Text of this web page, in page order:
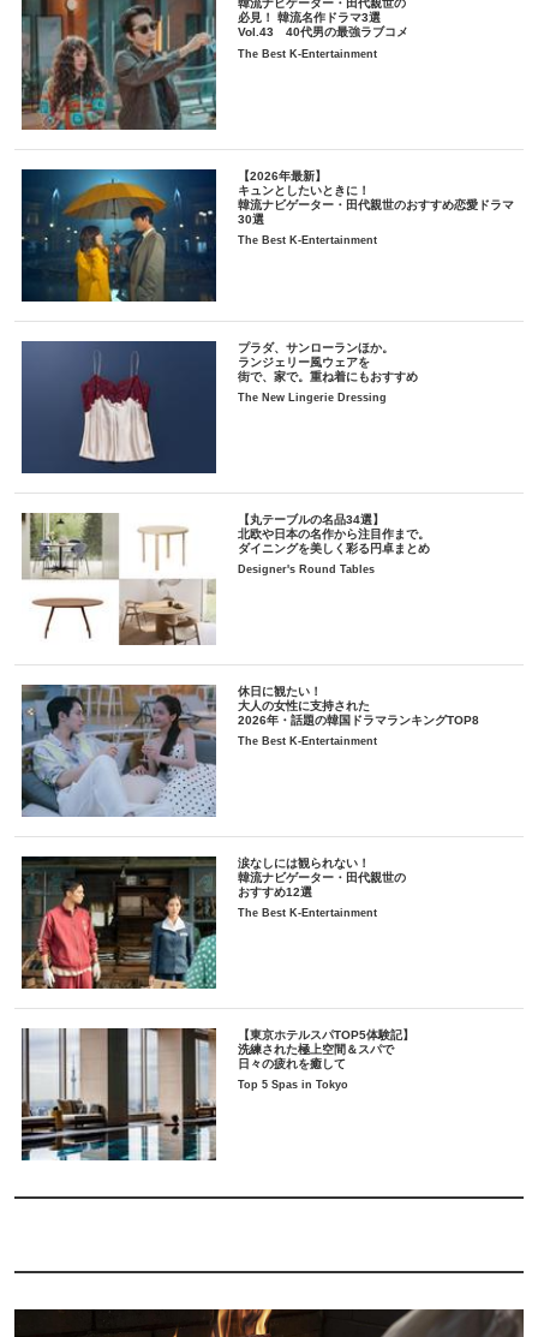
韓流ナビゲーター・田代親世の
必見！ 韓流名作ドラマ3選
Vol.43 40代男の最強ラブコメ
The Best K-Entertainment
【2026年最新】
キュンとしたいときに！
韓流ナビゲーター・田代親世のおすすめ恋愛ドラマ
30選
The Best K-Entertainment
プラダ、サンローランほか。
ランジェリー風ウェアを
街で、家で。重ね着にもおすすめ
The New Lingerie Dressing
【丸テーブルの名品34選】
北欧や日本の名作から注目作まで。
ダイニングを美しく彩る円卓まとめ
Designer's Round Tables
休日に観たい！
大人の女性に支持された
2026年・話題の韓国ドラマランキングTOP8
The Best K-Entertainment
涙なしには観られない！
韓流ナビゲーター・田代親世の
おすすめ12選
The Best K-Entertainment
【東京ホテルスパTOP5体験記】
洗練された極上空間＆スパで
日々の疲れを癒して
Top 5 Spas in Tokyo